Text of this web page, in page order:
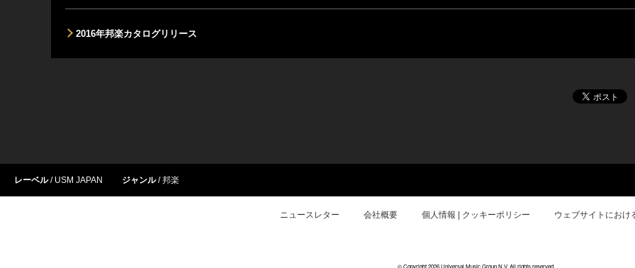
2016年邦楽カタログリリース
レーベル USM JAPAN ジャンル 邦楽
ニュースレター 会社概要 個人情報 | クッキーポリシー ウェブサイトにおけ
© Copyright 2026 Universal Music Group N.V. All rights reserved.